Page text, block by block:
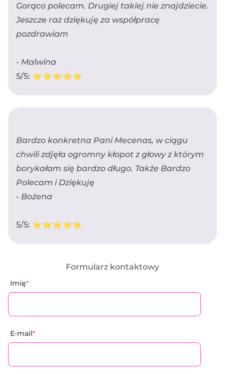
Gorąco polecam. Drugiej takiej nie znajdziecie.
Jeszcze raz dziękuję za współpracę
pozdrawiam
- Malwina
5/5: ⭐️⭐️⭐️⭐️⭐️
Bardzo konkretna Pani Mecenas, w ciągu
chwili zdjęła ogromny kłopot z głowy z którym
borykałam się bardzo długo. Także Bardzo
Polecam i Dziękuję
- Bożena
5/5: ⭐️⭐️⭐️⭐️⭐️
Formularz kontaktowy
Imię*
E-mail*